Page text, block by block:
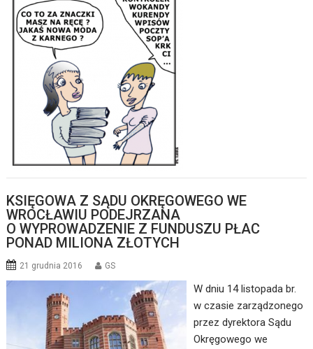
KSIĘGOWA Z SĄDU OKRĘGOWEGO WE
WROCŁAWIU PODEJRZANA
O WYPROWADZENIE Z FUNDUSZU PŁAC
PONAD MILIONA ZŁOTYCH
21 grudnia 2016 GS
W dniu 14 listopada br.
w czasie zarządzonego
przez dyrektora Sądu
Okręgowego we